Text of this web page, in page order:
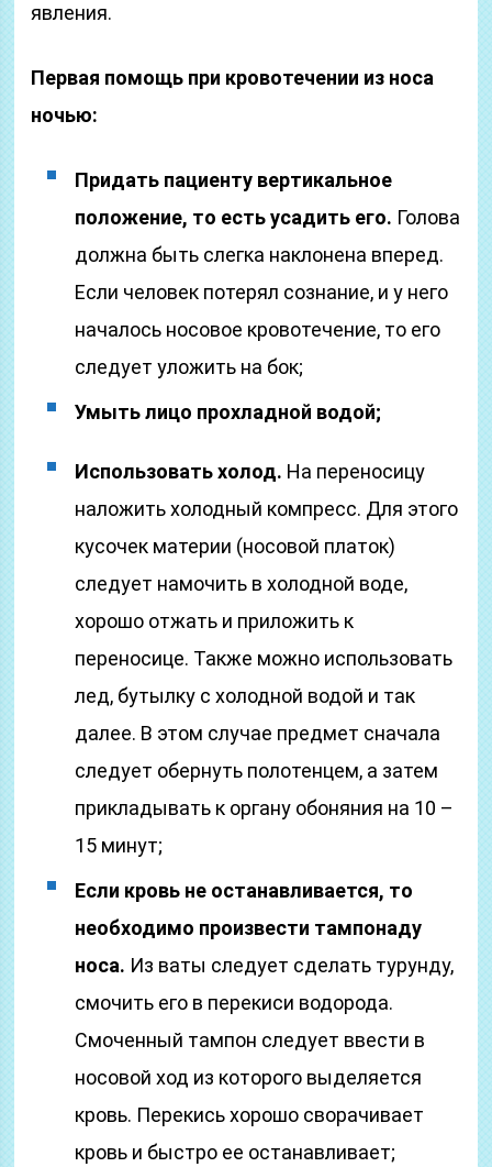
явления.
Первая помощь при кровотечении из носа
ночью:
Придать пациенту вертикальное
положение, то есть усадить его. Голова
должна быть слегка наклонена вперед.
Если человек потерял сознание, и у него
началось носовое кровотечение, то его
следует уложить на бок;
Умыть лицо прохладной водой;
Использовать холод. На переносицу
наложить холодный компресс. Для этого
кусочек материи (носовой платок)
следует намочить в холодной воде,
хорошо отжать и приложить к
переносице. Также можно использовать
лед, бутылку с холодной водой и так
далее. В этом случае предмет сначала
следует обернуть полотенцем, а затем
прикладывать к органу обоняния на 10 –
15 минут;
Если кровь не останавливается, то
необходимо произвести тампонаду
носа. Из ваты следует сделать турунду,
смочить его в перекиси водорода.
Смоченный тампон следует ввести в
носовой ход из которого выделяется
кровь. Перекись хорошо сворачивает
кровь и быстро ее останавливает;